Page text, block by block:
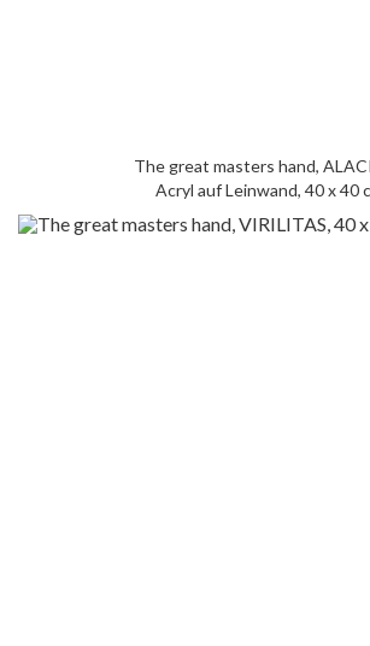
The great masters hand,
Acryl auf Leinwand, 40 x 40